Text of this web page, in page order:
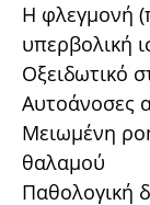
Η φλεγμονή
υπερβολική
Οξειδωτικό
Αυτοάνοσες
Μειωμένη
θαλαμού
Παθολογική